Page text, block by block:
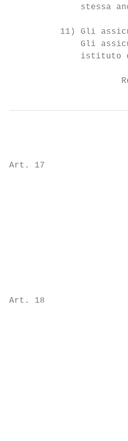
stessa
11) Gli
Gli
istituto
Art. 17
Art. 18